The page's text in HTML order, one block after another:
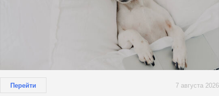
Перейти 7 августа 2026